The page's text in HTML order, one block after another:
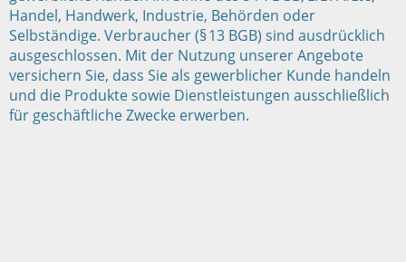
Handel, Handwerk, Industrie, Behörden oder
Selbständige. Verbraucher (§ 13 BGB) sind ausdrücklich
ausgeschlossen. Mit der Nutzung unserer Angebote
versichern Sie, dass Sie als gewerblicher Kunde handeln
und die Produkte sowie Dienstleistungen ausschließlich
für geschäftliche Zwecke erwerben.